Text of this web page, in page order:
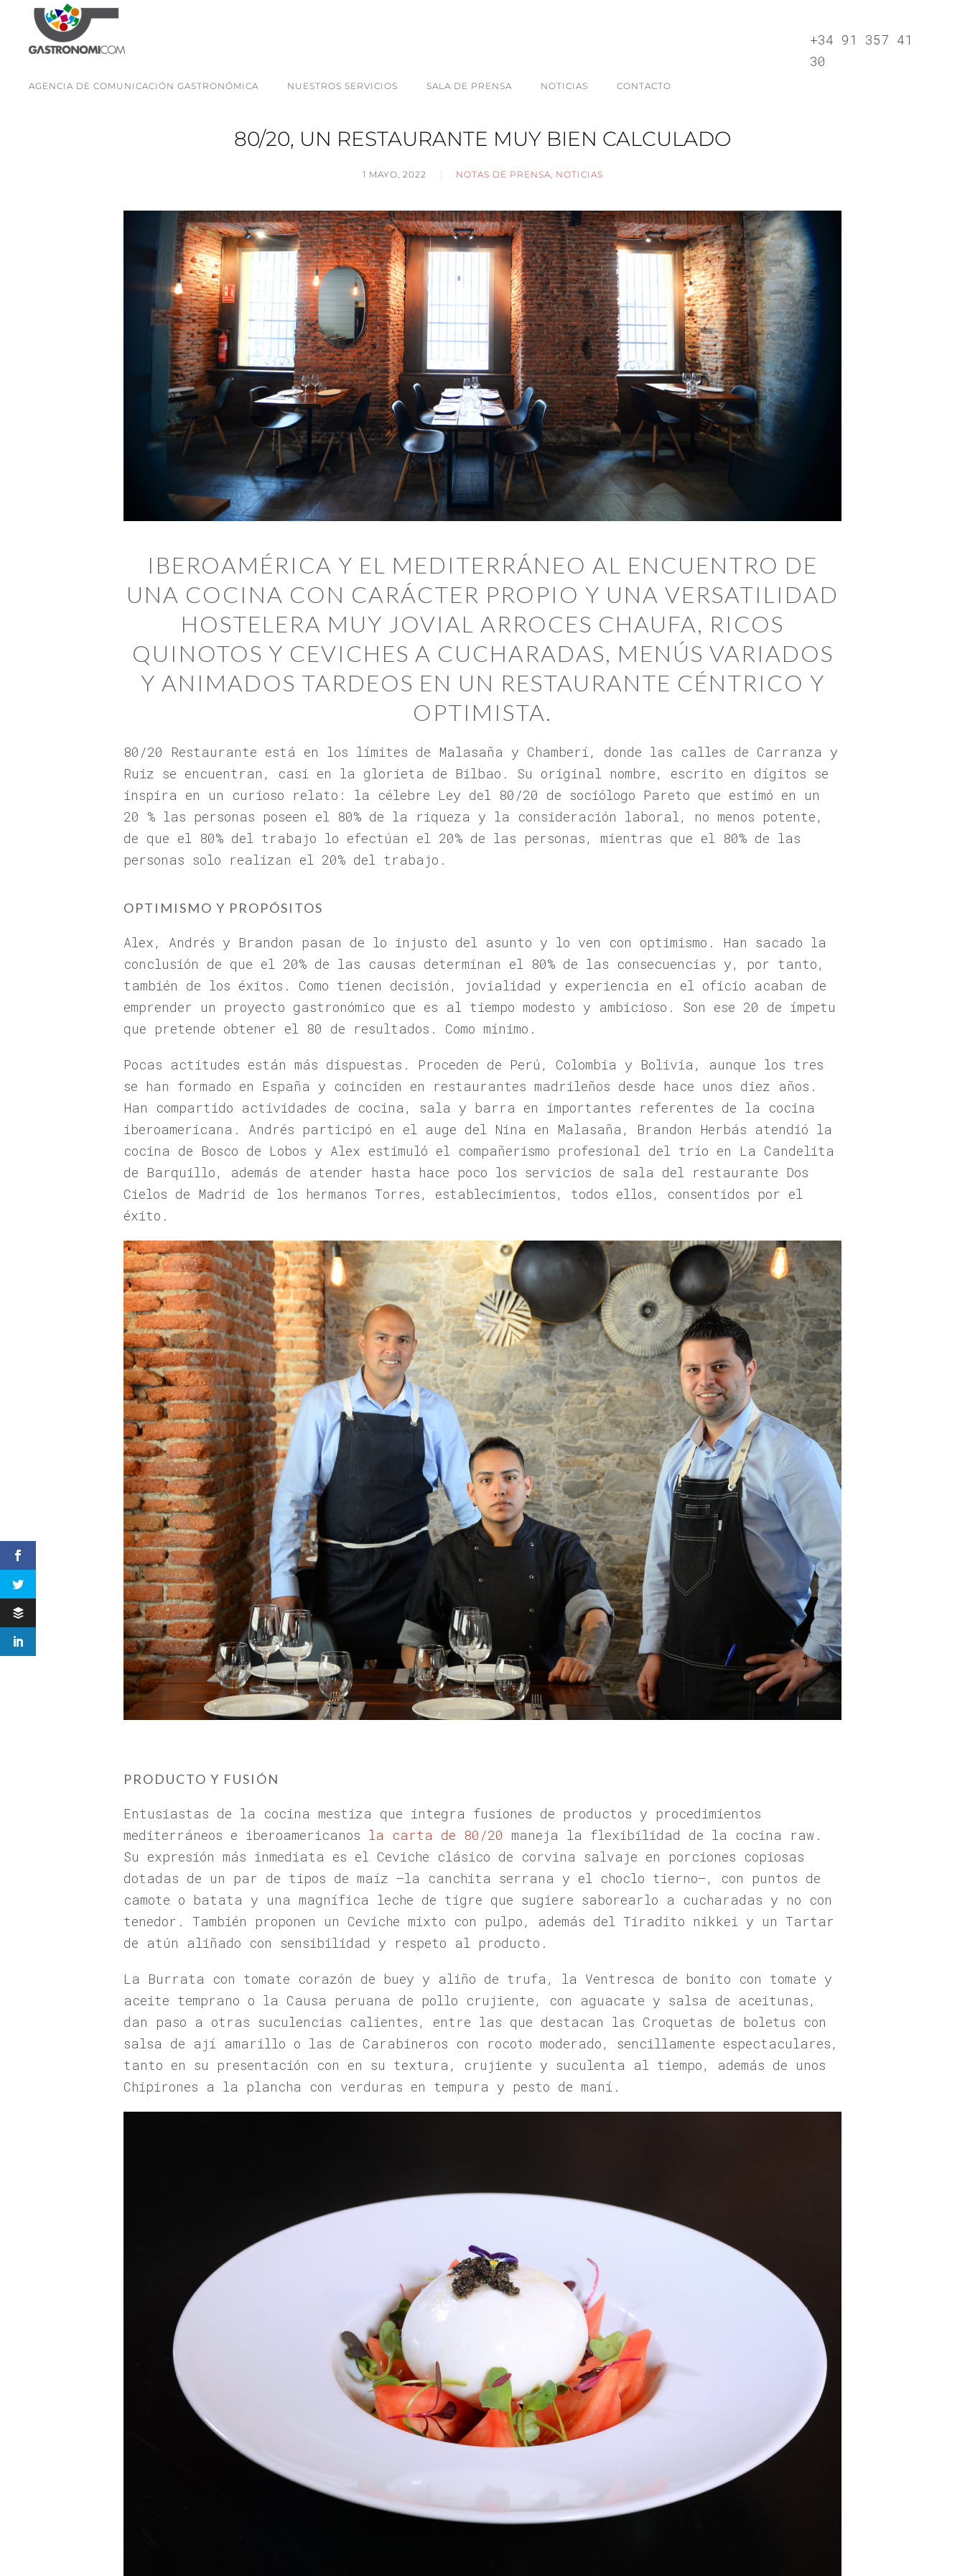
AGENCIA DE COMUNICACIÓN GASTRONÓMICA NUESTROS SERVICIOS SALA DE PRENSA NOTICIAS CONTACTO
+34 91 357 41
30
80/20, UN RESTAURANTE MUY BIEN CALCULADO
1 MAYO, 2022 NOTAS DE PRENSA, NOTICIAS
IBEROAMÉRICA Y EL MEDITERRÁNEO AL ENCUENTRO DE
UNA COCINA CON CARÁCTER PROPIO Y UNA VERSATILIDAD
HOSTELERA MUY JOVIAL ARROCES CHAUFA, RICOS
QUINOTOS Y CEVICHES A CUCHARADAS, MENÚS VARIADOS
Y ANIMADOS TARDEOS EN UN RESTAURANTE CÉNTRICO Y
OPTIMISTA.
80/20 Restaurante está en los límites de Malasaña y Chamberí, donde las calles de Carranza y
Ruiz se encuentran, casi en la glorieta de Bilbao. Su original nombre, escrito en dígitos se
inspira en un curioso relato: la célebre Ley del 80/20 de sociólogo Pareto que estimó en un
20 % las personas poseen el 80% de la riqueza y la consideración laboral, no menos potente,
de que el 80% del trabajo lo efectúan el 20% de las personas, mientras que el 80% de las
personas solo realizan el 20% del trabajo.
OPTIMISMO Y PROPÓSITOS
Alex, Andrés y Brandon pasan de lo injusto del asunto y lo ven con optimismo. Han sacado la
conclusión de que el 20% de las causas determinan el 80% de las consecuencias y, por tanto,
también de los éxitos. Como tienen decisión, jovialidad y experiencia en el oficio acaban de
emprender un proyecto gastronómico que es al tiempo modesto y ambicioso. Son ese 20 de ímpetu
que pretende obtener el 80 de resultados. Como mínimo.
Pocas actitudes están más dispuestas. Proceden de Perú, Colombia y Bolivia, aunque los tres
se han formado en España y coinciden en restaurantes madrileños desde hace unos diez años.
Han compartido actividades de cocina, sala y barra en importantes referentes de la cocina
iberoamericana. Andrés participó en el auge del Nina en Malasaña, Brandon Herbás atendió la
cocina de Bosco de Lobos y Alex estimuló el compañerismo profesional del trío en La Candelita
de Barquillo, además de atender hasta hace poco los servicios de sala del restaurante Dos
Cielos de Madrid de los hermanos Torres, establecimientos, todos ellos, consentidos por el
éxito.
PRODUCTO Y FUSIÓN
Entusiastas de la cocina mestiza que integra fusiones de productos y procedimientos
mediterráneos e iberoamericanos la carta de 80/20 maneja la flexibilidad de la cocina raw.
Su expresión más inmediata es el Ceviche clásico de corvina salvaje en porciones copiosas
dotadas de un par de tipos de maíz –la canchita serrana y el choclo tierno–, con puntos de
camote o batata y una magnífica leche de tigre que sugiere saborearlo a cucharadas y no con
tenedor. También proponen un Ceviche mixto con pulpo, además del Tiradito nikkei y un Tartar
de atún aliñado con sensibilidad y respeto al producto.
La Burrata con tomate corazón de buey y aliño de trufa, la Ventresca de bonito con tomate y
aceite temprano o la Causa peruana de pollo crujiente, con aguacate y salsa de aceitunas,
dan paso a otras suculencias calientes, entre las que destacan las Croquetas de boletus con
salsa de ají amarillo o las de Carabineros con rocoto moderado, sencillamente espectaculares,
tanto en su presentación con en su textura, crujiente y suculenta al tiempo, además de unos
Chipirones a la plancha con verduras en tempura y pesto de maní.